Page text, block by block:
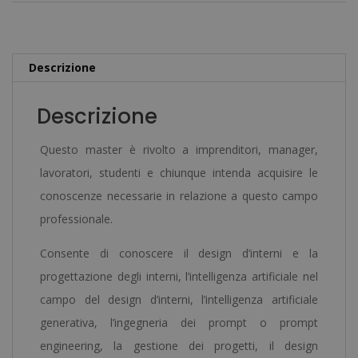
Interior
Doppio
Titolo
Diploma
Notaio
Europeo
e
:
Descrizione
Descrizione
Questo master è rivolto a imprenditori, manager,
lavoratori, studenti e chiunque intenda acquisire le
conoscenze necessarie in relazione a questo campo
professionale.
Consente di conoscere il design d’interni e la
progettazione degli interni, l’intelligenza artificiale nel
campo del design d’interni, l’intelligenza artificiale
generativa, l’ingegneria dei prompt o prompt
engineering, la gestione dei progetti, il design